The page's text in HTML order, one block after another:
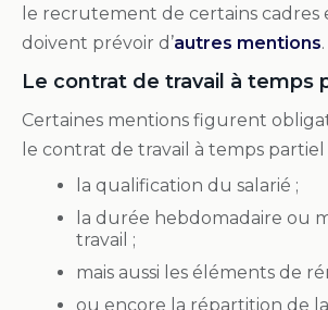
le recrutement de certains cadres
doivent prévoir d’autres mentions.
Le contrat de travail à temps
Certaines mentions figurent
le contrat de travail à temps partiel
la qualification du salarié ;
la durée hebdomadaire ou
travail ;
mais aussi les éléments de
ou encore la répartition de